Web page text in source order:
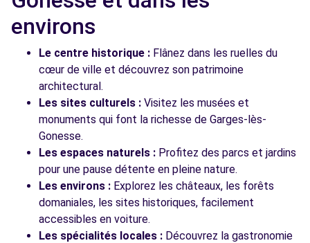
environs
Le centre historique : Flânez dans les ruelles du
cœur de ville et découvrez son patrimoine
architectural.
Les sites culturels : Visitez les musées et
monuments qui font la richesse de Garges-lès-
Gonesse.
Les espaces naturels : Profitez des parcs et jardins
pour une pause détente en pleine nature.
Les environs : Explorez les châteaux, les forêts
domaniales, les sites historiques, facilement
accessibles en voiture.
Les spécialités locales : Découvrez la gastronomie